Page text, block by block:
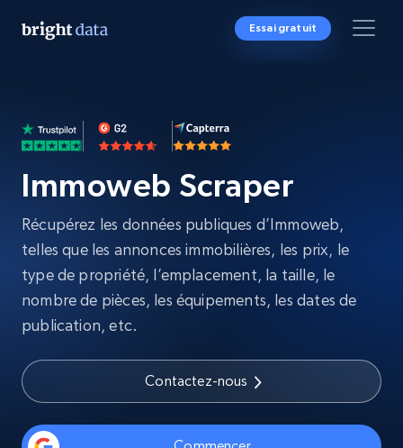
Essai gratuit
Immoweb Scraper
Récupérez les données publiques d’Immoweb,
telles que les annonces immobilières, les prix, le
type de propriété, l’emplacement, la taille, le
nombre de pièces, les équipements, les dates de
publication, etc.
Contactez-nous